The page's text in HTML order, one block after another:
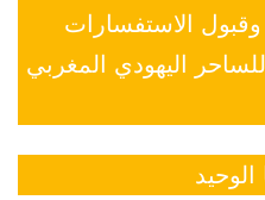
الاستفسارات
اليهودي المغربي